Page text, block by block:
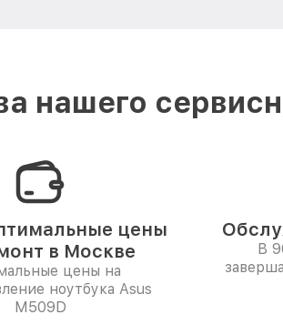
нашего
цены
в Москве
цены на
ноутбука Asus
M509D
В